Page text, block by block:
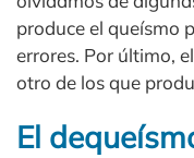
produce el queísmo
errores. Por último,
otro de los que
El